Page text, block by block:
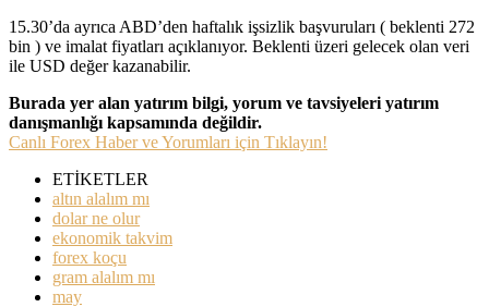
15.30’da ayrıca ABD’den haftalık işsizlik başvuruları ( beklenti 272
bin ) ve imalat fiyatları açıklanıyor. Beklenti üzeri gelecek olan veri
ile USD değer kazanabilir.
Burada yer alan yatırım bilgi, yorum ve tavsiyeleri yatırım
danışmanlığı kapsamında değildir.
Canlı Forex Haber ve Yorumları için Tıklayın!
ETİKETLER
altın alalım mı
dolar ne olur
ekonomik takvim
forex koçu
gram alalım mı
may